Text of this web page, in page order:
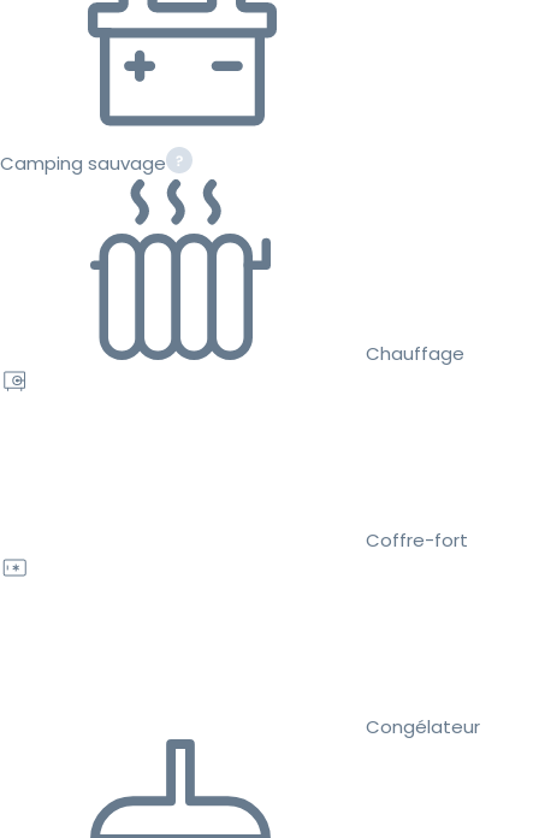
Camping sauvage
Chauffage
Coffre-fort
Congélateur